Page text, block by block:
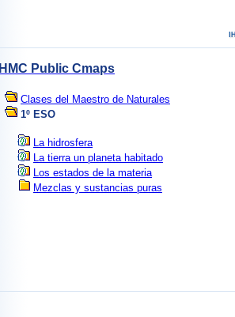
IHMC Public Cmaps
Clases del Maestro de Naturales
1º ESO
La hidrosfera
La tierra un planeta habitado
Los estados de la materia
Mezclas y sustancias puras